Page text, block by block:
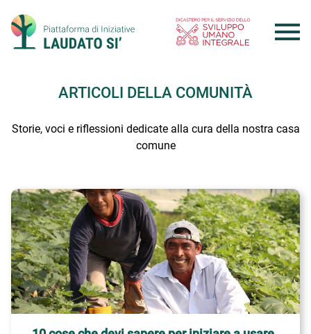
content
ARTICOLI DELLA COMUNITÀ
Storie, voci e riflessioni dedicate alla cura della nostra casa
comune